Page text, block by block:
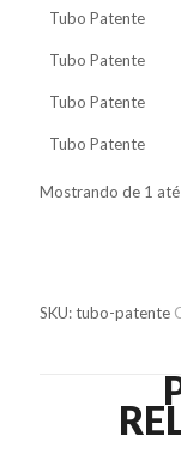
Tubo Patente
Tubo Patente
Tubo Patente
Tubo Patente
Mostrando de 1
SKU:tubo-patente